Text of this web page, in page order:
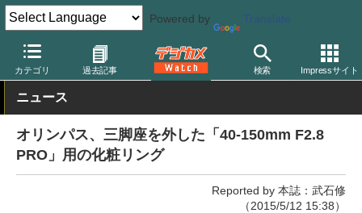
Powered by Translate
カテゴリ 過去記事 検索 Impressサイト
デジカメ Watch レンズ 交換レンズ オリンパス
ニュース
オリンパス、三脚座を外した「40-150mm F2.8
PRO」用の化粧リング
Reported by 本誌：武石修
（2015/5/12 15:38）